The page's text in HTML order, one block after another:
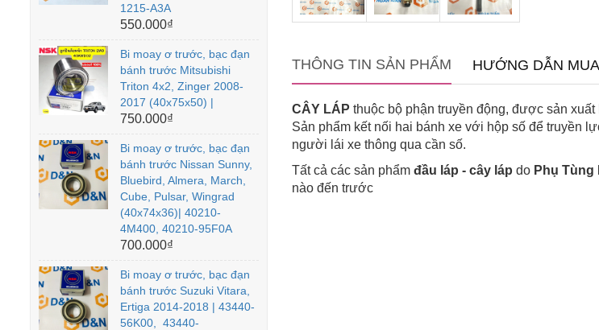
THÔNG TIN SẢN PHẨM HƯỚNG DẪN
CÂY LÁP thuộc bộ phận truyền động, được sản
Sản phẩm kết nối hai bánh xe với hộp số để truyền
người lái xe thông qua cần số.
Tất cả các sản phẩm đầu láp - cây láp do Phụ Tùng
nào đến trước
1215-A3A
550.000₫
Bi moay ơ trước, bạc đạn
bánh trước Mitsubishi
Triton 4x2, Zinger 2008-
2017 (40x75x50) |
750.000₫
Bi moay ơ trước, bạc đạn
bánh trước Nissan Sunny,
Bluebird, Almera, March,
Cube, Pulsar, Wingrad
(40x74x36)| 40210-
4M400, 40210-95F0A
700.000₫
Bi moay ơ trước, bạc đạn
bánh trước Suzuki Vitara,
Ertiga 2014-2018 | 43440-
56K00, 43440-